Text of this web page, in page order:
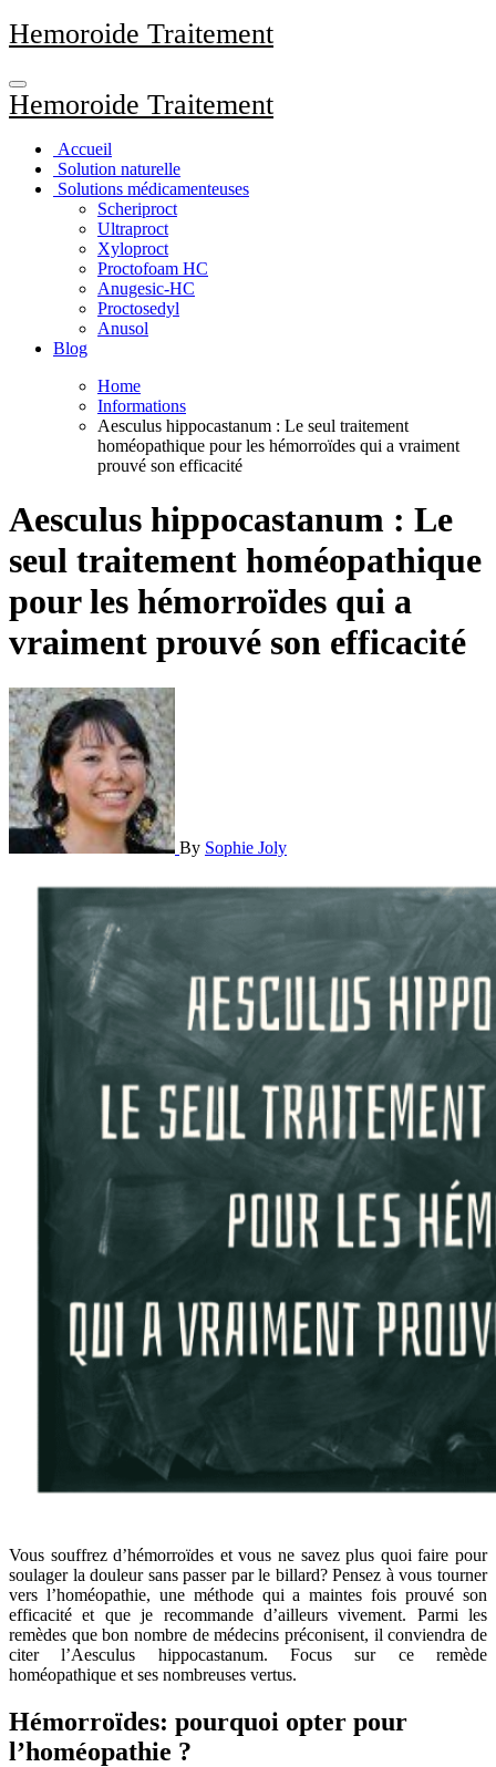
Aller
au
principal
Hemoroide Traitement
Hemoroide Traitement
Accueil
Solution naturelle
Solutions médicamenteuses
Scheriproct
Ultraproct
Xyloproct
Proctofoam HC
Anugesic-HC
Proctosedyl
Anusol
Blog
Home
Informations
Aesculus hippocastanum : Le seul traitement
homéopathique pour les hémorroïdes qui a vraiment
prouvé son efficacité
Aesculus hippocastanum : Le
seul traitement homéopathique
pour les hémorroïdes qui a
vraiment prouvé son efficacité
By Sophie Joly
Vous souffrez d’hémorroïdes et vous ne savez plus quoi faire pour
soulager la douleur sans passer par le billard? Pensez à vous tourner
vers l’homéopathie, une méthode qui a maintes fois prouvé son
efficacité et que je recommande d’ailleurs vivement. Parmi les
remèdes que bon nombre de médecins préconisent, il conviendra de
citer l’Aesculus hippocastanum. Focus sur ce remède
homéopathique et ses nombreuses vertus.
Hémorroïdes: pourquoi opter pour
l’homéopathie ?